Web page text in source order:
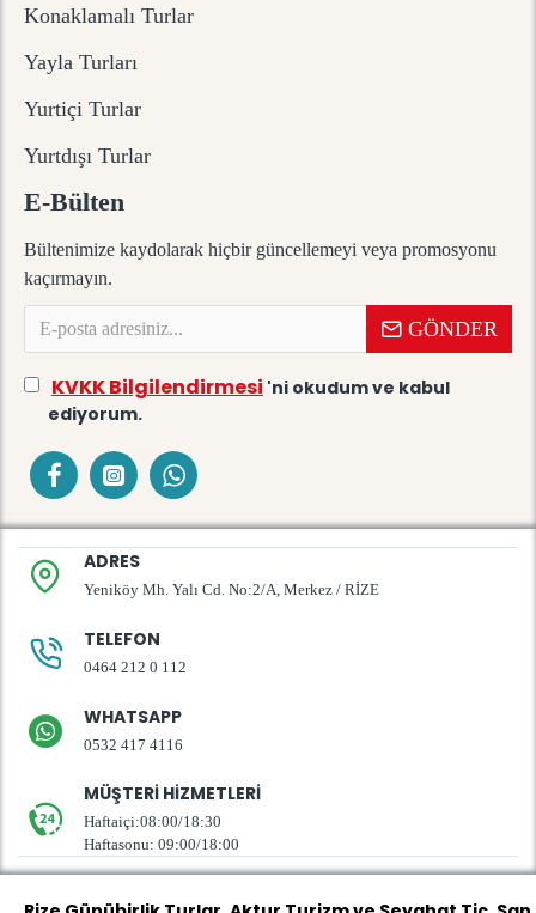
Konaklamalı Turlar
Yayla Turları
Yurtiçi Turlar
Yurtdışı Turlar
E-Bülten
Bültenimize kaydolarak hiçbir güncellemeyi veya promosyonu
kaçırmayın.
GÖNDER
KVKK Bilgilendirmesi 'ni okudum ve kabul
ediyorum.
ADRES
Yeniköy Mh. Yalı Cd. No:2/A, Merkez / RİZE
TELEFON
0464 212 0 112
WHATSAPP
0532 417 4116
MÜŞTERI HIZMETLERI
Haftaiçi:08:00/18:30
Haftasonu: 09:00/18:00